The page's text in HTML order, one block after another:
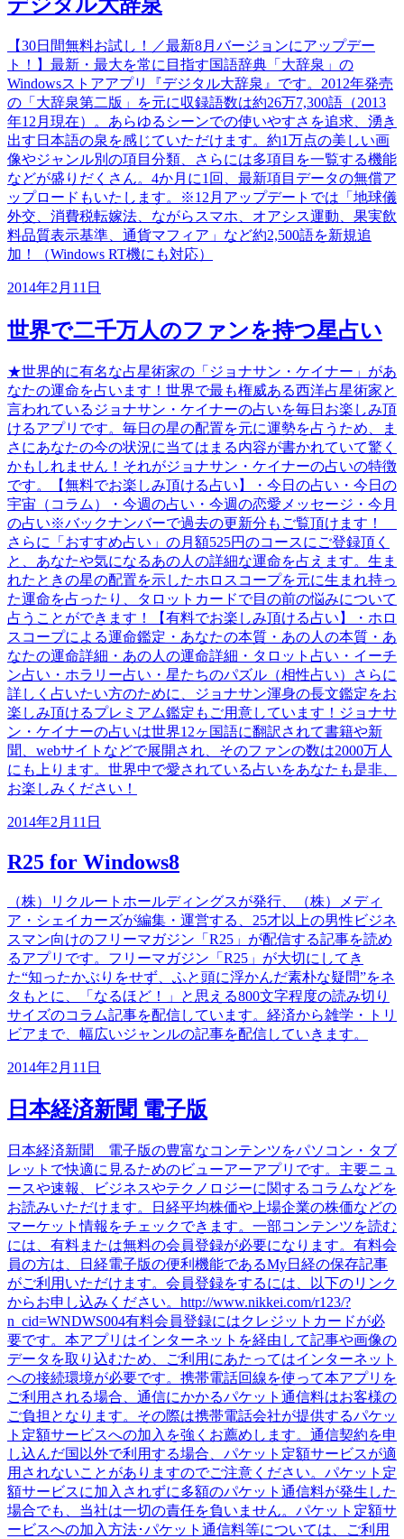
【30日間無料お試し！／最新8月バージョンにアップデー
ト！】最新・最大を常に目指す国語辞典「大辞泉」の
Windowsストアアプリ『デジタル大辞泉』です。2012年発売
の「大辞泉第二版」を元に収録語数は約26万7,300語（2013
年12月現在）。あらゆるシーンでの使いやすさを追求、湧き
出す日本語の泉を感じていただけます。約1万点の美しい画
像やジャンル別の項目分類、さらには多項目を一覧する機能
などが盛りだくさん。4か月に1回、最新項目データの無償ア
ップロードもいたします。※12月アップデートでは「地球儀
外交、消費税転嫁法、ながらスマホ、オアシス運動、果実飲
料品質表示基準、通貨マフィア」など約2,500語を新規追
加！（Windows RT機にも対応）
2014年2月11日
世界で二千万人のファンを持つ星占い
★世界的に有名な占星術家の「ジョナサン・ケイナー」があ
なたの運命を占います！世界で最も権威ある西洋占星術家と
言われているジョナサン・ケイナーの占いを毎日お楽しみ頂
けるアプリです。毎日の星の配置を元に運勢を占うため、ま
さにあなたの今の状況に当てはまる内容が書かれていて驚く
かもしれません！それがジョナサン・ケイナーの占いの特徴
です。【無料でお楽しみ頂ける占い】・今日の占い・今日の
宇宙（コラム）・今週の占い・今週の恋愛メッセージ・今月
の占い※バックナンバーで過去の更新分もご覧頂けます！
さらに「おすすめ占い」の月額525円のコースにご登録頂く
と、あなたや気になるあの人の詳細な運命を占えます。生ま
れたときの星の配置を示したホロスコープを元に生まれ持っ
た運命を占ったり、タロットカードで目の前の悩みについて
占うことができます！【有料でお楽しみ頂ける占い】・ホロ
スコープによる運命鑑定・あなたの本質・あの人の本質・あ
なたの運命詳細・あの人の運命詳細・タロット占い・イーチ
ン占い・ホラリー占い・星たちのパズル（相性占い）さらに
詳しく占いたい方のために、ジョナサン渾身の長文鑑定をお
楽しみ頂けるプレミアム鑑定もご用意しています！ジョナサ
ン・ケイナーの占いは世界12ヶ国語に翻訳されて書籍や新
聞、webサイトなどで展開され、そのファンの数は2000万人
にも上ります。世界中で愛されている占いをあなたも是非、
お楽しみください！
2014年2月11日
R25 for Windows8
（株）リクルートホールディングスが発行、（株）メディ
ア・シェイカーズが編集・運営する、25才以上の男性ビジネ
スマン向けのフリーマガジン「R25」が配信する記事を読め
るアプリです。フリーマガジン「R25」が大切にしてき
た“知ったかぶりをせず、ふと頭に浮かんだ素朴な疑問”をネ
タもとに、「なるほど！」と思える800文字程度の読み切り
サイズのコラム記事を配信しています。経済から雑学・トリ
ビアまで、幅広いジャンルの記事を配信していきます。
2014年2月11日
日本経済新聞 電子版
日本経済新聞 電子版の豊富なコンテンツをパソコン・タブ
レットで快適に見るためのビューアーアプリです。主要ニュ
ースや速報、ビジネスやテクノロジーに関するコラムなどを
お読みいただけます。日経平均株価や上場企業の株価などの
マーケット情報をチェックできます。一部コンテンツを読む
には、有料または無料の会員登録が必要になります。有料会
員の方は、日経電子版の便利機能であるMy日経の保存記事
がご利用いただけます。会員登録をするには、以下のリンク
からお申し込みください。http://www.nikkei.com/r123/?
n_cid=WNDWS004有料会員登録にはクレジットカードが必
要です。本アプリはインターネットを経由して記事や画像の
データを取り込むため、ご利用にあたってはインターネット
への接続環境が必要です。携帯電話回線を使って本アプリを
ご利用される場合、通信にかかるパケット通信料はお客様の
ご負担となります。その際は携帯電話会社が提供するパケッ
ト定額サービスへの加入を強くお薦めします。通信契約を申
し込んだ国以外で利用する場合、パケット定額サービスが適
用されないことがありますのでご注意ください。パケット定
額サービスに加入されずに多額のパケット通信料が発生した
場合でも、当社は一切の責任を負いません。パケット定額サ
ービスへの加入方法･パケット通信料等については、ご利用